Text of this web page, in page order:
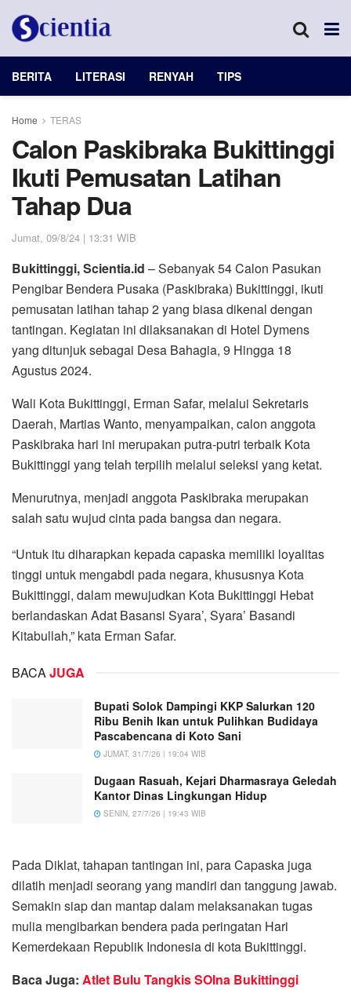
BERITA LITERASI RENYAH TIPS
Home TERAS
Calon Paskibraka Bukittinggi
Ikuti Pemusatan Latihan
Tahap Dua
Jumat, 09/8/24 | 13:31 WIB
Bukittinggi, Scientia.id – Sebanyak 54 Calon Pasukan
Pengibar Bendera Pusaka (Paskibraka) Bukittinggi, ikuti
pemusatan latihan tahap 2 yang biasa dikenal dengan
tantingan. Kegiatan ini dilaksanakan di Hotel Dymens
yang ditunjuk sebagai Desa Bahagia, 9 Hingga 18
Agustus 2024.
Wali Kota Bukittinggi, Erman Safar, melalui Sekretaris
Daerah, Martias Wanto, menyampaikan, calon anggota
Paskibraka hari ini merupakan putra-putri terbaik Kota
Bukittinggi yang telah terpilih melalui seleksi yang ketat.
Menurutnya, menjadi anggota Paskibraka merupakan
salah satu wujud cinta pada bangsa dan negara.
“Untuk itu diharapkan kepada capaska memiliki loyalitas
tinggi untuk mengabdi pada negara, khususnya Kota
Bukittinggi, dalam mewujudkan Kota Bukittinggi Hebat
berlandaskan Adat Basansi Syara’, Syara’ Basandi
Kitabullah,” kata Erman Safar.
BACAJUGA
Bupati Solok Dampingi KKP Salurkan 120
Ribu Benih Ikan untuk Pulihkan Budidaya
Pascabencana di Koto Sani
JUMAT, 31/7/26 | 19:04 WIB
Dugaan Rasuah, Kejari Dharmasraya Geledah
Kantor Dinas Lingkungan Hidup
SENIN, 27/7/26 | 19:43 WIB
Pada Diklat, tahapan tantingan ini, para Capaska juga
dilatih menjadi seorang yang mandiri dan tanggung jawab.
Semakin siap dan mantap dalam melaksanakan tugas
mulia mengibarkan bendera pada peringatan Hari
Kemerdekaan Republik Indonesia di kota Bukittinggi.
Baca Juga: Atlet Bulu Tangkis SOIna Bukittinggi